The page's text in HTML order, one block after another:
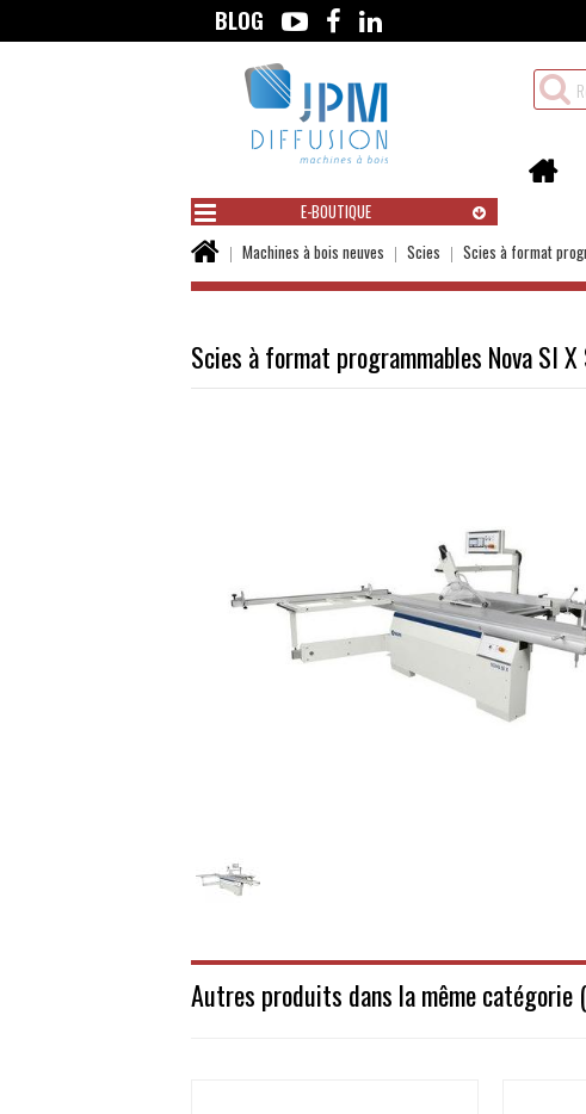
BLOG
un
E-BOUTIQUE
Vous
ici :
Machines à bois neuves Scies Scies à format
Scies à format programmables Nova SI X
Autres produits dans la même catégorie